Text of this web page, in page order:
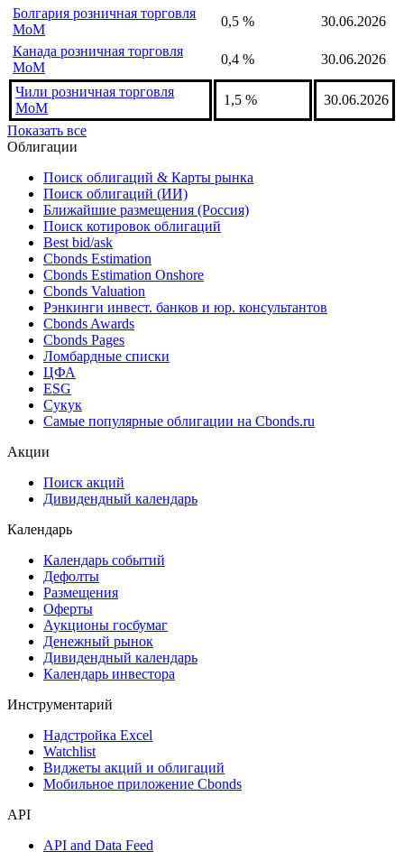
Болгария розничная торговля
MoM
0,5 %
30.06.2026
Канада розничная торговля
MoM
0,4 % 30.06.2026
Чили розничная торговля
MoM
1,5 %
30.06.2026
Показать все
Облигации
Поиск облигаций & Карты рынка
Поиск облигаций (ИИ)
Ближайшие размещения (Россия)
Поиск котировок облигаций
Best bid/ask
Cbonds Estimation
Cbonds Estimation Onshore
Cbonds Valuation
Рэнкинги инвест. банков и юр. консультантов
Cbonds Awards
Cbonds Pages
Ломбардные списки
ЦФА
ESG
Сукук
Самые популярные облигации на Cbonds.ru
Акции
Поиск акций
Дивидендный календарь
Календарь
Календарь событий
Дефолты
Размещения
Оферты
Аукционы госбумаг
Денежный рынок
Дивидендный календарь
Календарь инвестора
Инструментарий
Надстройка Excel
Watchlist
Виджеты акций и облигаций
Мобильное приложение Cbonds
API
API and Data Feed